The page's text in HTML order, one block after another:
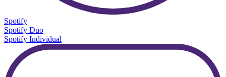
Spotify
Spotify Duo
Spotify Individual